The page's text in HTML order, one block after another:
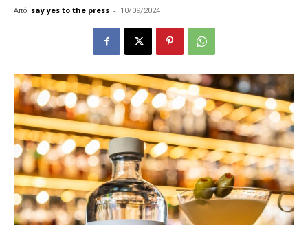
Από say yes to the press - 10/09/2024